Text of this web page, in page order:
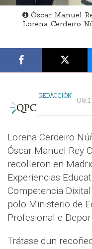
Óscar Manuel
Lorena Cerdeiro
REDACCIÓN
Lorena Cerdeiro
Óscar Manuel Rey
recolleron en
Experiencias
Competencia
polo Ministerio de
Profesional e
Trátase dun